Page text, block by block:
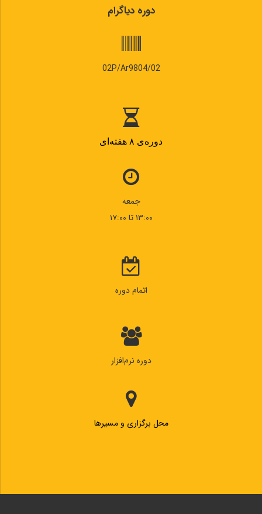
دوره دیاگرام
02P/Ar9804/02
دوره‌ی ۸ هفته‌ای
جمعه
۱۳:۰۰ تا ۱۷:۰۰
اتمام دوره
دوره نرم‌افزار
محل برگزاری و مسیرها